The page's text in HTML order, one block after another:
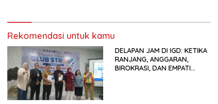
Pengembangan Organisasi
Mancanegara”.
Rekomendasi untuk kamu
DELAPAN JAM DI IGD: KETIKA
RANJANG, ANGGARAN,
BIROKRASI, DAN EMPATI